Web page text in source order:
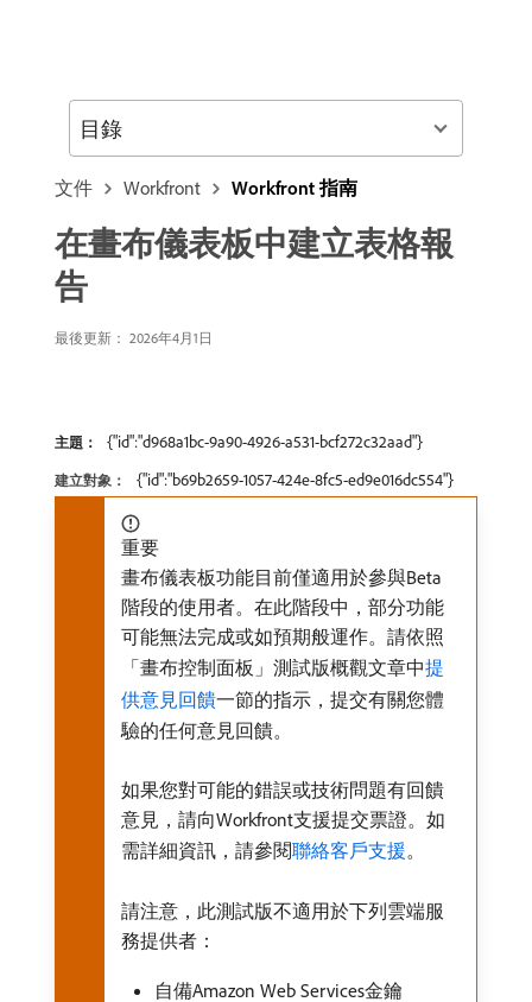
文件 Workfront Workfront 指南
在畫布儀表板中建立表格報
告
最後更新： 2026年4月1日
主題： {"id":"d968a1bc-9a90-4926-a531-bcf272c32aad"}
建立對象： {"id":"b69b2659-1057-424e-8fc5-ed9e016dc554"}
重要
畫布儀表板功能目前僅適用於參與Beta
階段的使用者。在此階段中，部分功能
可能無法完成或如預期般運作。請依照
「畫布控制面板」測試版概觀文章中提
供意見回饋一節的指示，提交有關您體
驗的任何意見回饋。
如果您對可能的錯誤或技術問題有回饋
意見，請向Workfront支援提交票證。如
需詳細資訊，請參閱聯絡客戶支援。
請注意，此測試版不適用於下列雲端服
務提供者：
自備Amazon Web Services金鑰
目錄